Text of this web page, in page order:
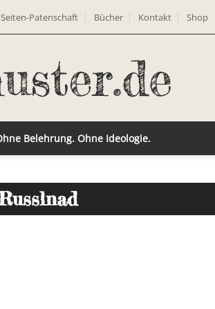
Seiten-Patenschaft Bücher Kontakt Shop
Belehrung. Ohne Ideologie.